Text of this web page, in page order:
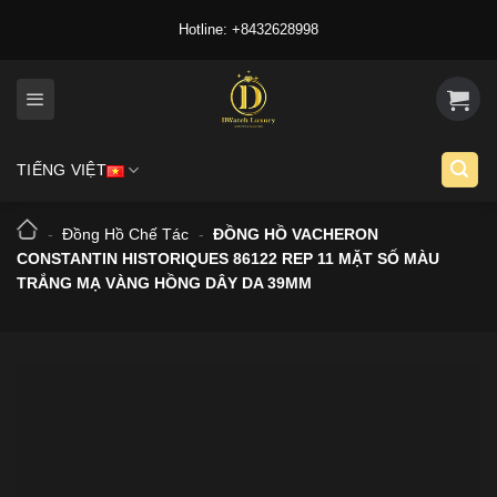
Hotline: +8432628998
TIẾNG VIỆT
- Đồng Hồ Chế Tác - ĐỒNG HỒ VACHERON
CONSTANTIN HISTORIQUES 86122 REP 11 MẶT SỐ MÀU
TRẮNG MẠ VÀNG HỒNG DÂY DA 39MM